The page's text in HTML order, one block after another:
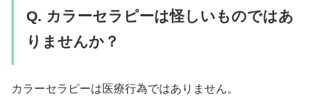
Q. カラーセラピーは怪しいものではあ
りませんか？
カラーセラピーは医療行為ではありません。